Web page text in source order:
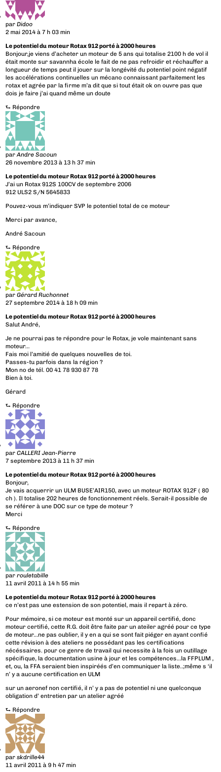
parDidoo
2 mai 2014 à 7 h 03 min
Le potentiel du moteur Rotax 912 porté à 2000 heures
Bonjour,je viens d’acheter un moteur de 5 ans qui totalise 2100 h de vol il
était monte sur savannha école le fait de ne pas refroidir et réchauffer a
longueur de temps peut il jouer sur la longévité du potentiel point négatif
les accélérations continuelles un mécano connaissant parfaitement les
rotax et agrée par la firme m’a dit que si tout était ok on ouvre pas que
dois je faire j’ai quand même un doute
⮑ Répondre
parAndre Sacoun
26 novembre 2013 à 13 h 37 min
Le potentiel du moteur Rotax 912 porté à 2000 heures
J’ai un Rotax 912S 100CV de septembre 2006
912 ULS2 S/N 5645833
Pouvez-vous m’indiquer SVP le potentiel total de ce moteur
Merci par avance,
André Sacoun
⮑ Répondre
parGérard Ruchonnet
27 septembre 2014 à 18 h 09 min
Le potentiel du moteur Rotax 912 porté à 2000 heures
Salut André,
Je ne pourrai pas te répondre pour le Rotax, je vole maintenant sans
moteur…
Fais moi l’amitié de quelques nouvelles de toi.
Passes-tu parfois dans la région ?
Mon no de tél. 00 41 78 930 87 78
Bien à toi.
Gérard
⮑ Répondre
parCALLERI Jean-Pierre
7 septembre 2013 à 11 h 37 min
Le potentiel du moteur Rotax 912 porté à 2000 heures
Bonjour,
Je vais acquerrir un ULM BUSE’AIR150, avec un moteur ROTAX 912F ( 80
ch ). Il totalise 202 heures de fonctionnement réels. Serait-il possible de
se référer à une DOC sur ce type de moteur ?
Merci
⮑ Répondre
parrouletabille
11 avril 2011 à 14 h 55 min
Le potentiel du moteur Rotax 912 porté à 2000 heures
ce n’est pas une estension de son potentiel, mais il repart à zéro.
Pour mémoire, si ce moteur est monté sur un appareil certifié, donc
moteur certifié, cette R.G. doit être faite par un ateiler agréé pour ce type
de moteur…ne pas oublier, il y en a qui se sont fait piéger en ayant confié
cette révision à des ateliers ne possédant pas les certifications
nécéssaires. pour ce genre de travail qui necessite à la fois un outillage
spécifique, la documentation usine à jour et les compétences…la FFPLUM ,
et, ou, la FFA seraient bien inspiréés d’en communiquer la liste..;même s ‘il
n’ y a aucune certification en ULM
sur un aeronef non certifié, il n’ y a pas de potentiel ni une quelconque
obligation d’ entretien par un atelier agréé
⮑ Répondre
parskdrille44
11 avril 2011 à 9 h 47 min